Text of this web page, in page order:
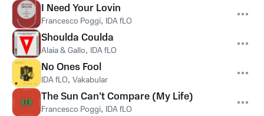
I Need Your Lovin
Francesco Poggi, IDA fLO
Shoulda Coulda
Alaia & Gallo, IDA fLO
No Ones Fool
IDA fLO, Vakabular
The Sun Can't Compare (My Life)
Francesco Poggi, IDA fLO